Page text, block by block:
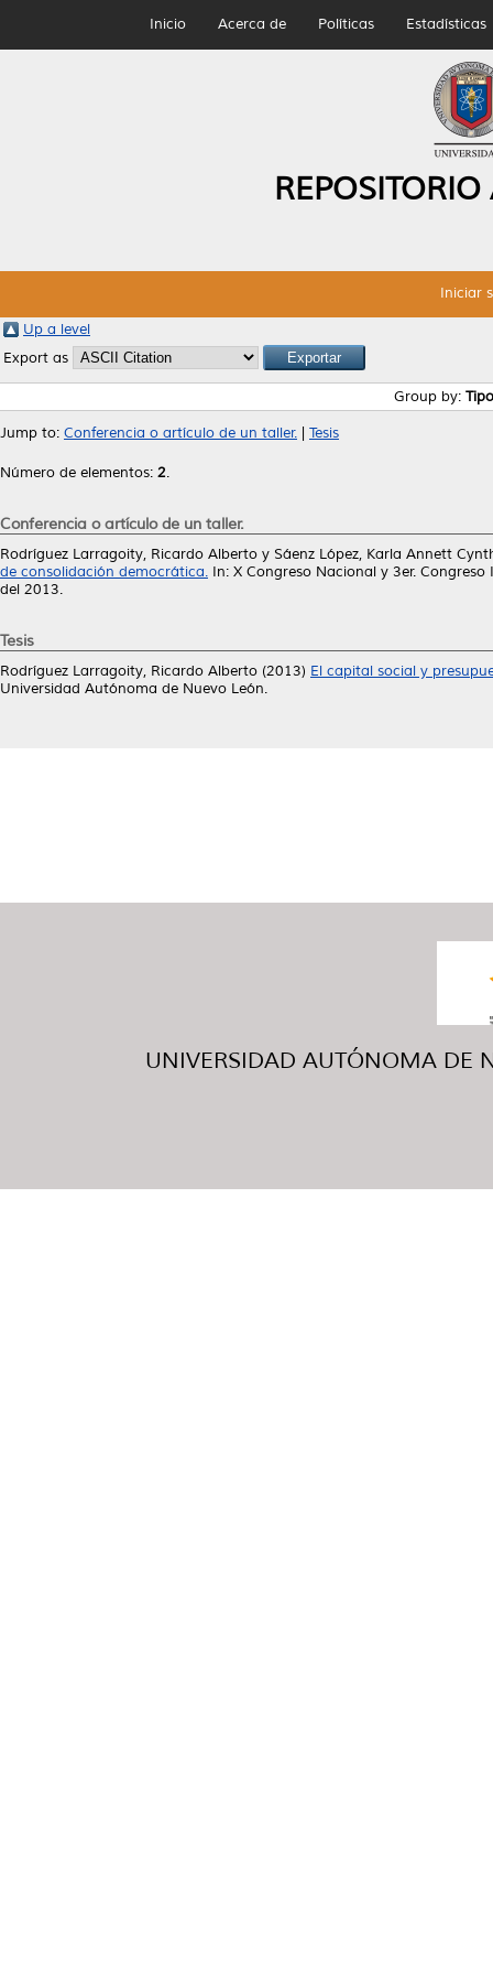
Inicio Acerca de Políticas Estadísticas
Iniciar
Up a level
Export as
Group by:
Jump to: Conferencia o artículo de un taller. Tesis
Número de elementos: 2.
Conferencia o artículo de un taller.
Rodríguez Larragoity, Ricardo Alberto y Sáenz López, Karla Annett
de consolidación democrática. In: X Congreso Nacional y 3er.
del 2013.
Tesis
Rodríguez Larragoity, Ricardo Alberto (2013) El capital social y
Universidad Autónoma de Nuevo León.
UNIVERSIDAD AUTÓNOMA DE